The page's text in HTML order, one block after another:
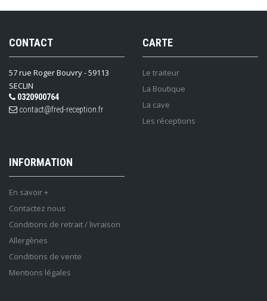
CONTACT
57 rue Roger Bouvry - 59113
SECLIN
0320900764
contact@fred-reception.fr
CARTE
Le traiteur
La Boutique
La cave
Les réceptions
INFORMATION
En savoir +
Contactez nous
Conditions de retrait / livraison
Allergènes
Conditions de vente
Mentions légales